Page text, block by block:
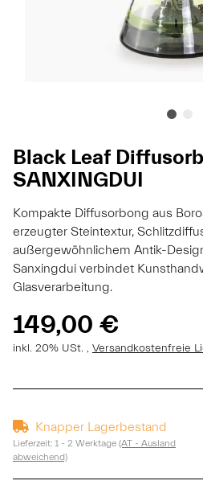
Black Leaf
SANXINGDUI
Kompakte Diffusorbong aus
erzeugter Steintextur,
außergewöhnlichem Antik-
Sanxingdui verbindet
Glasverarbeitung.
149,00 €
inkl. 20% USt. , Versandkostenfreie
Knapper Lagerbestand
Lieferzeit: 1 - 2 Werktage (AT - Ausland
abweichend)